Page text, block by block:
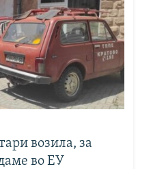
возила, за
во ЕУ